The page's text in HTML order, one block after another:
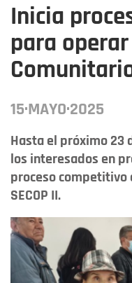
Inicia
para
15·MAYO·2025
Hasta el próximo 23
los interesados en
proceso
SECOP II.